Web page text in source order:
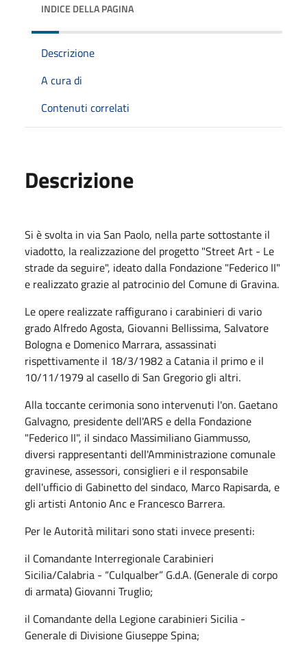
INDICE DELLA PAGINA
Descrizione
A cura di
Contenuti correlati
Descrizione
Si è svolta in via San Paolo, nella parte sottostante il
viadotto, la realizzazione del progetto "Street Art - Le
strade da seguire", ideato dalla Fondazione "Federico II"
e realizzato grazie al patrocinio del Comune di Gravina.
Le opere realizzate raffigurano i carabinieri di vario
grado Alfredo Agosta, Giovanni Bellissima, Salvatore
Bologna e Domenico Marrara, assassinati
rispettivamente il 18/3/1982 a Catania il primo e il
10/11/1979 al casello di San Gregorio gli altri.
Alla toccante cerimonia sono intervenuti l'on. Gaetano
Galvagno, presidente dell'ARS e della Fondazione
"Federico II", il sindaco Massimiliano Giammusso,
diversi rappresentanti dell'Amministrazione comunale
gravinese, assessori, consiglieri e il responsabile
dell'ufficio di Gabinetto del sindaco, Marco Rapisarda, e
gli artisti Antonio Anc e Francesco Barrera.
Per le Autorità militari sono stati invece presenti:
il Comandante Interregionale Carabinieri
Sicilia/Calabria - “Culqualber” G.d.A. (Generale di corpo
di armata) Giovanni Truglio;
il Comandante della Legione carabinieri Sicilia -
Generale di Divisione Giuseppe Spina;